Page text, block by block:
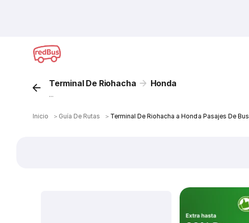
Terminal De Riohacha Honda
...
Inicio ＞ Guía De Rutas ＞ Terminal De Riohacha a Honda Pasajes De Bus